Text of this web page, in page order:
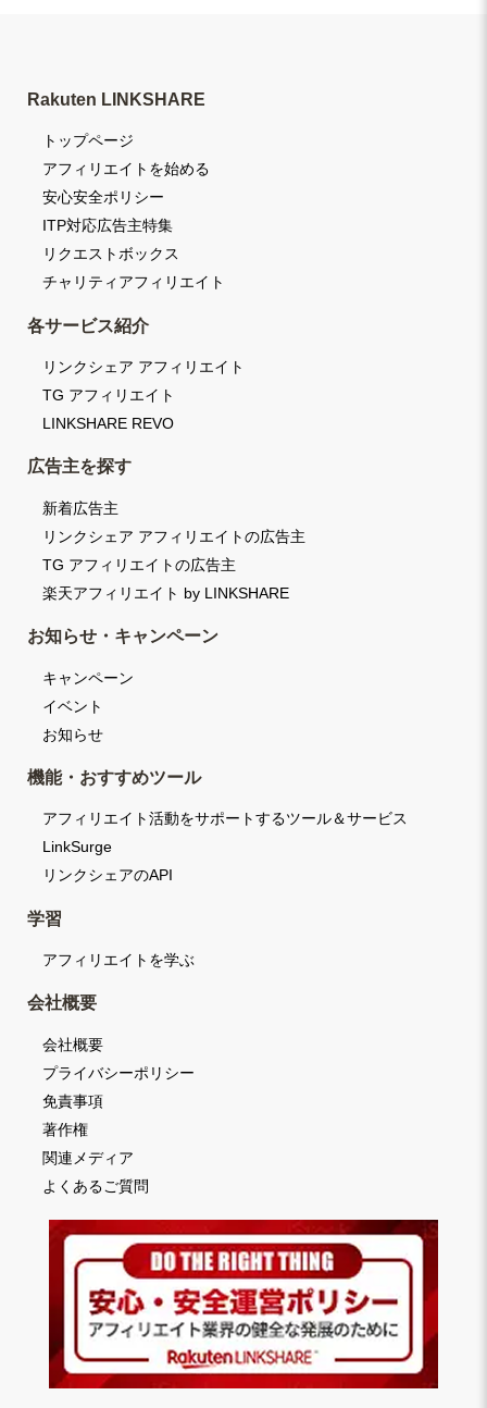
Rakuten LINKSHARE
トップページ
アフィリエイトを始める
安心安全ポリシー
ITP対応広告主特集
リクエストボックス
チャリティアフィリエイト
各サービス紹介
リンクシェア アフィリエイト
TG アフィリエイト
LINKSHARE REVO
広告主を探す
新着広告主
リンクシェア アフィリエイトの広告主
TG アフィリエイトの広告主
楽天アフィリエイト by LINKSHARE
お知らせ・キャンペーン
キャンペーン
イベント
お知らせ
機能・おすすめツール
アフィリエイト活動をサポートするツール＆サービス
LinkSurge
リンクシェアのAPI
学習
アフィリエイトを学ぶ
会社概要
会社概要
プライバシーポリシー
免責事項
著作権
関連メディア
よくあるご質問